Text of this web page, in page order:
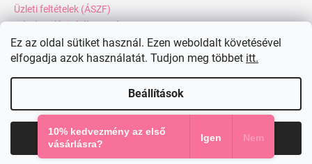
Ez az oldal sütiket használ. Ezen weboldalt követésével
elfogadja azok használatát. Tudjon meg többet itt.
Beállítások
Elfogadom
Üzleti feltételek (ÁSZF)
Adatkezelési tájékoztató
Webáruház értékelése
Kapcsolat
Shoptet készítette
Copyright 2026miadresses.hu . Minden jog fenntartva.
10% kedvezmény az első
vásárlásra?
Igen Nem